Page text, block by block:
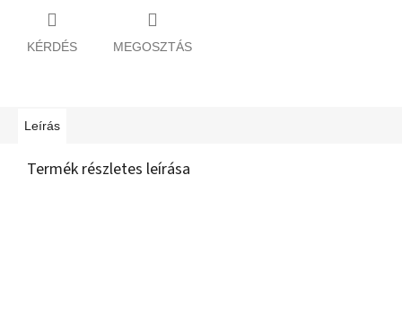
KÉRDÉS MEGOSZTÁS
Leírás
Termék részletes leírása